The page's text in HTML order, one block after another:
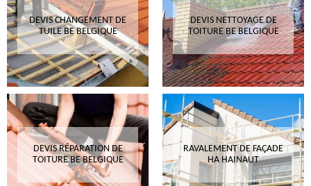
DEVIS CHANGEMENT DE
TUILE BE BELGIQUE
DEVIS NETTOYAGE DE
TOITURE BE BELGIQUE
DEVIS RÉPARATION DE
TOITURE BE BELGIQUE
RAVALEMENT DE FAÇADE
HA HAINAUT